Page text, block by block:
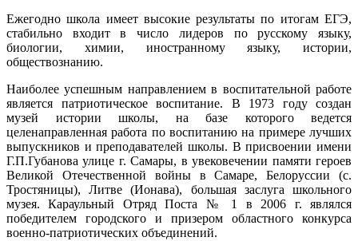
Ежегодно школа имеет высокие результаты по итогам ЕГЭ,
стабильно входит в число лидеров по русскому языку,
биологии, химии, иностранному языку, истории,
обществознанию.
Наиболее успешным направлением в воспитательной работе
является патриотическое воспитание. В 1973 году создан
музей истории школы, на базе которого ведется
целенаправленная работа по воспитанию на примере лучших
выпускников и преподавателей школы. В присвоении имени
Г.П.Губанова улице г. Самары, в увековечении памяти героев
Великой Отечественной войны в Самаре, Белоруссии (с.
Тростяницы), Литве (Ионава), большая заслуга школьного
музея. Караульный Отряд Поста № 1 в 2006 г. являлся
победителем городского и призером областного конкурса
военно-патриотических объединений.